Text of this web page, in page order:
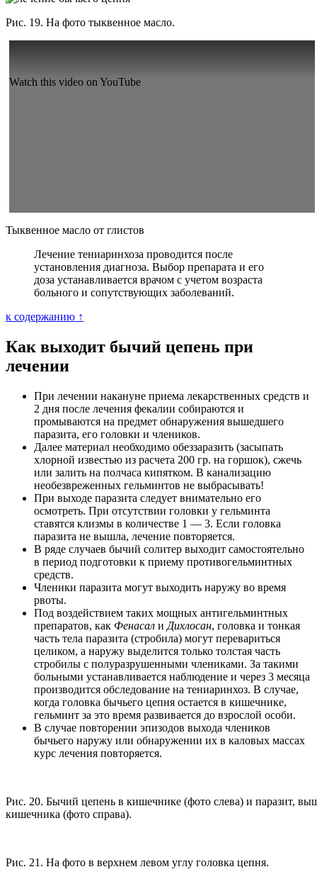
Рис. 19. На фото тыквенное масло.
Watch this video on YouTube
Тыквенное масло от глистов
Лечение тениаринхоза проводится после
установления диагноза. Выбор препарата и его
доза устанавливается врачом с учетом возраста
больного и сопутствующих заболеваний.
к содержанию ↑
Как выходит бычий цепень при
лечении
При лечении накануне приема лекарственных средств и
2 дня после лечения фекалии собираются и
промываются на предмет обнаружения вышедшего
паразита, его головки и члеников.
Далее материал необходимо обеззаразить (засыпать
хлорной известью из расчета 200 гр. на горшок), сжечь
или залить на полчаса кипятком. В канализацию
необезвреженных гельминтов не выбрасывать!
При выходе паразита следует внимательно его
осмотреть. При отсутствии головки у гельминта
ставятся клизмы в количестве 1 — 3. Если головка
паразита не вышла, лечение повторяется.
В ряде случаев бычий солитер выходит самостоятельно
в период подготовки к приему противогельминтных
средств.
Членики паразита могут выходить наружу во время
рвоты.
Под воздействием таких мощных антигельминтных
препаратов, как Фенасал и Дихлосан, головка и тонкая
часть тела паразита (стробила) могут перевариться
целиком, а наружу выделится только толстая часть
стробилы с полуразрушенными члениками. За такими
больными устанавливается наблюдение и через 3 месяца
производится обследование на тениаринхоз. В случае,
когда головка бычьего цепня остается в кишечнике,
гельминт за это время развивается до взрослой особи.
В случае повторении эпизодов выхода члеников
бычьего наружу или обнаружении их в каловых массах
курс лечения повторяется.
Рис. 20. Бычий цепень в кишечнике (фото слева) и паразит,
кишечника (фото справа).
Рис. 21. На фото в верхнем левом углу головка цепня.